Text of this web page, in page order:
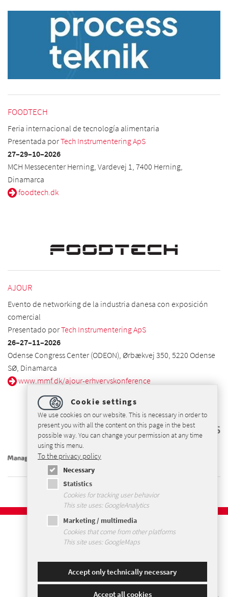
FOODTECH
Feria internacional de tecnología alimentaria
Presentada porTech Instrumentering ApS
27–29–10–2026
MCH Messecenter Herning, Vardevej 1, 7400 Herning,
Dinamarca
foodtech.dk
AJOUR
Evento de networking de la industria danesa con exposición
comercial
Presentado porTech Instrumentering ApS
26–27–11–2026
Odense Congress Center (ODEON), Ørbækvej 350, 5220 Odense
SØ, Dinamarca
www.mmf.dk/ajour-erhvervskonference
Aviso legal
Política de privacidad
Términos y condiciones
Cookie settings
We use cookies on our website. This is necessary in order to
present you with all the content on this page in the best
possible way. You can change your permission at any time
using this menu.
To the privacy policy
Necessary
Statistics
Cookies for tracking user behavior
This site uses: GoogleAnalytics
Marketing / multimedia
Cookies that come from other platforms
This site uses: GoogleMaps
Accept only technically necessary
Accept all cookies